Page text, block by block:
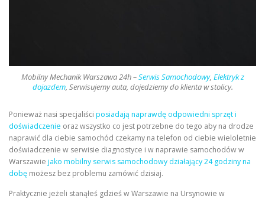
Mobilny Mechanik Warszawa 24h –Serwis Samochodowy, Elektryk z
dojazdem, Serwisujemy auta, dojedziemy do klienta w stolicy.
Ponieważ nasi specjaliści posiadają naprawdę odpowiedni sprzęt i
doświadczenie oraz wszystko co jest potrzebne do tego aby na drodze
naprawić dla ciebie samochód czekamy na telefon od ciebie wieloletnie
doświadczenie w serwisie diagnostyce i w naprawie samochodów w
Warszawie jako mobilny serwis samochodowy działający 24 godziny na
dobę możesz bez problemu zamówić dzisiaj.
Praktycznie jeżeli stanąłeś gdzieś w Warszawie na Ursynowie w